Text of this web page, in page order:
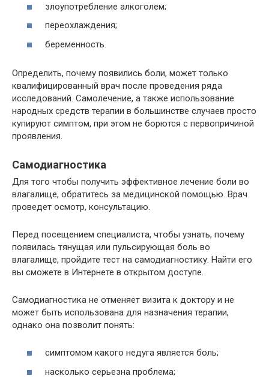
злоупотребление алкоголем;
переохлаждения;
беременность.
Определить, почему появились боли, может только
квалифицированный врач после проведения ряда
исследований. Самолечение, а также использование
народных средств терапии в большинстве случаев просто
купируют симптом, при этом не борются с первопричиной
проявления.
Самодиагностика
Для того чтобы получить эффективное лечение боли во
влагалище, обратитесь за медицинской помощью. Врач
проведет осмотр, консультацию.
Перед посещением специалиста, чтобы узнать, почему
появилась тянущая или пульсирующая боль во
влагалище, пройдите тест на самодиагностику. Найти его
вы сможете в Интернете в открытом доступе.
Самодиагностика не отменяет визита к доктору и не
может быть использована для назначения терапии,
однако она позволит понять:
симптомом какого недуга является боль;
насколько серьезна проблема;